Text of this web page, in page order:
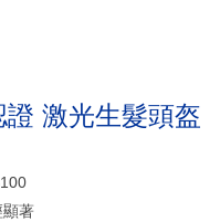
激光生髮頭盔
顯著